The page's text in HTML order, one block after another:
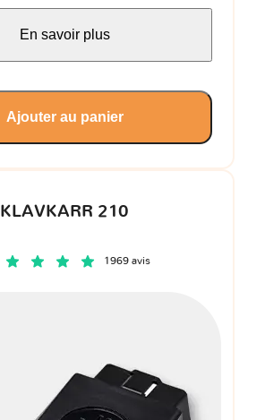
KLAVKARR 210
1969 avis
En savoir plus
Ajouter au panier